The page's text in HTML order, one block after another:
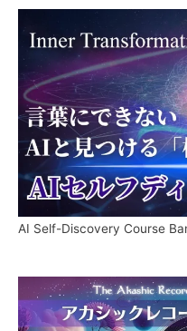
AI Self-Discovery Course